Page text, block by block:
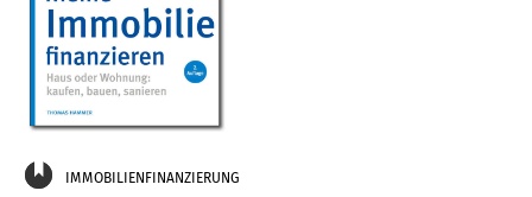
IMMOBILIENFINANZIERUNG